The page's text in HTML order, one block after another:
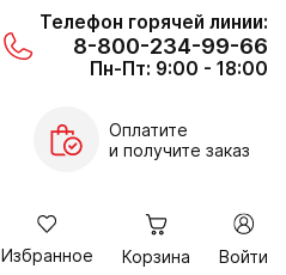
Телефон горячей линии:
8-800-234-99-66
Пн-Пт: 9:00 - 18:00
Оплатите
и получите заказ
Избранное Корзина Войти